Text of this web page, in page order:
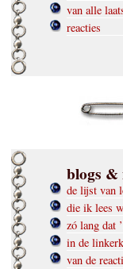
van alle
reacties
blogs &
de lijst van
die ik lees
zó lang dat
in de
van de